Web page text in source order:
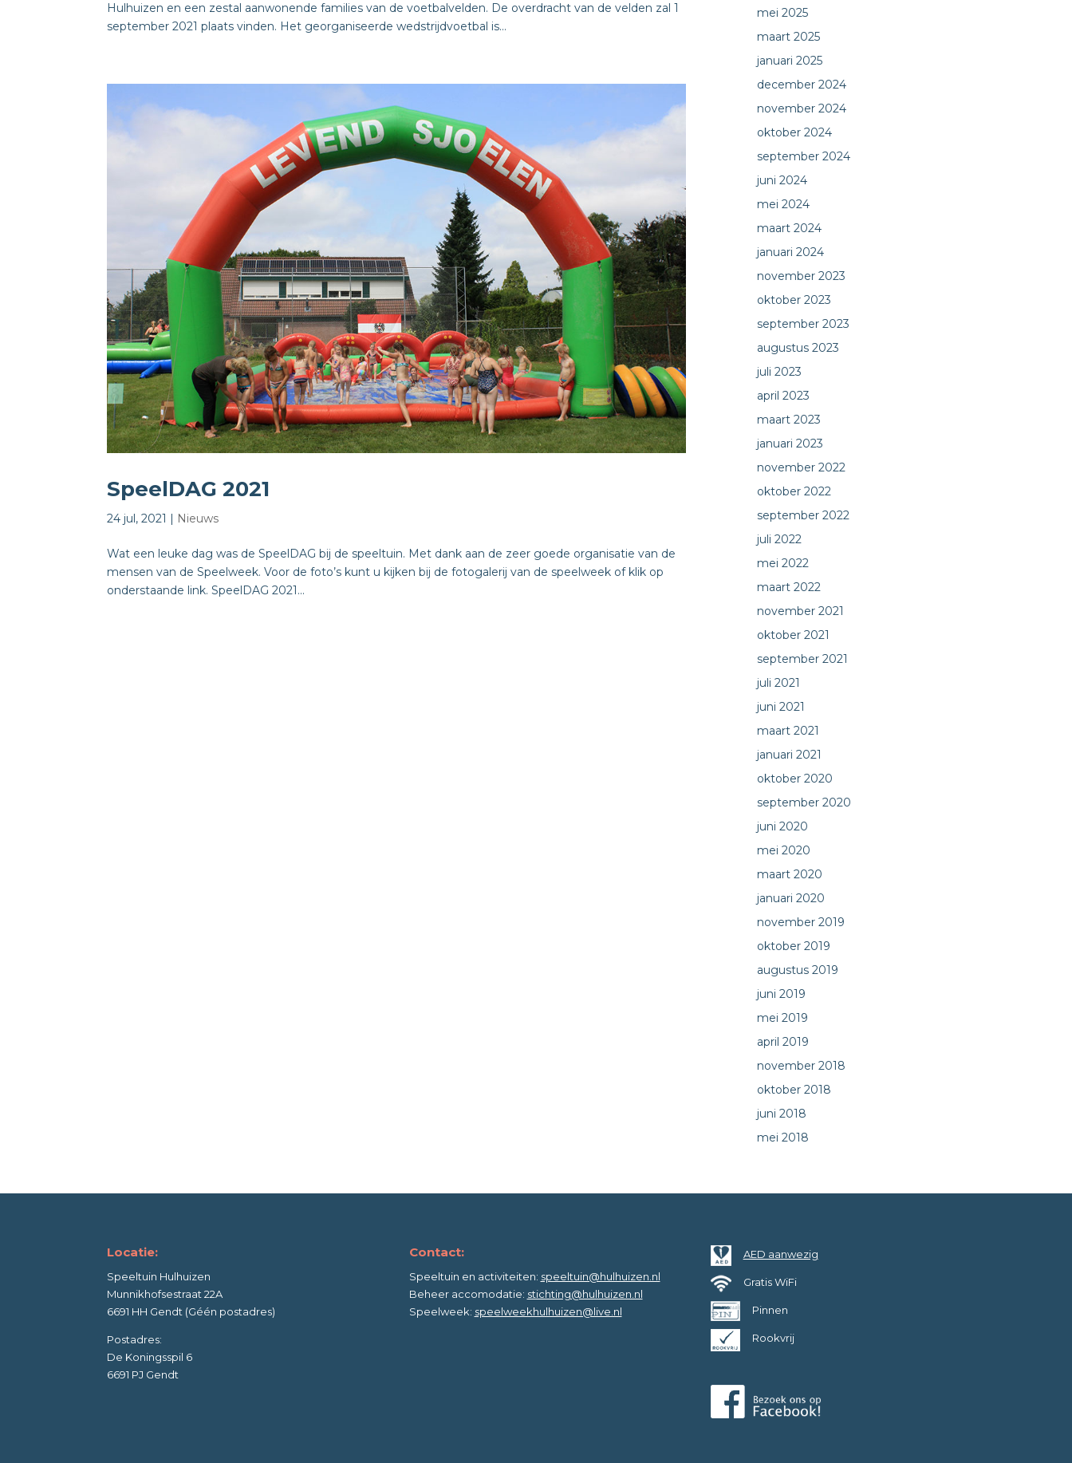
Hulhuizen en een zestal aanwonende families van de voetbalvelden. De overdracht van de velden zal 1
september 2021 plaats vinden. Het georganiseerde wedstrijdvoetbal is...
SpeelDAG 2021
24 jul, 2021 | Nieuws
Wat een leuke dag was de SpeelDAG bij de speeltuin. Met dank aan de zeer goede organisatie van de
mensen van de Speelweek. Voor de foto’s kunt u kijken bij de fotogalerij van de speelweek of klik op
onderstaande link. SpeelDAG 2021...
mei 2025
maart 2025
januari 2025
december 2024
november 2024
oktober 2024
september 2024
juni 2024
mei 2024
maart 2024
januari 2024
november 2023
oktober 2023
september 2023
augustus 2023
juli 2023
april 2023
maart 2023
januari 2023
november 2022
oktober 2022
september 2022
juli 2022
mei 2022
maart 2022
november 2021
oktober 2021
september 2021
juli 2021
juni 2021
maart 2021
januari 2021
oktober 2020
september 2020
juni 2020
mei 2020
maart 2020
januari 2020
november 2019
oktober 2019
augustus 2019
juni 2019
mei 2019
april 2019
november 2018
oktober 2018
juni 2018
mei 2018
Locatie:
Speeltuin Hulhuizen
Munnikhofsestraat 22A
6691 HH Gendt (Géén postadres)
Postadres:
De Koningsspil 6
6691 PJ Gendt
Contact:
Speeltuin en activiteiten: speeltuin@hulhuizen.nl
Beheer accomodatie: stichting@hulhuizen.nl
Speelweek: speelweekhulhuizen@live.nl
AED aanwezig
Gratis WiFi
Pinnen
Rookvrij